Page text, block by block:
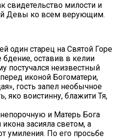
свидетельство милости и
Девы ко всем верующим.
один старец на Святой Горе
оставив в келии
постучался неизвестный
иконой Богоматери,
гость запел необычное
яко воистинну, блажити Тя,
и Матерь Бога
засияла светом, а
умиления. По его просьбе